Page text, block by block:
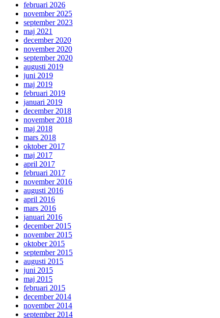
februari 2026
november 2025
september 2023
maj 2021
december 2020
november 2020
september 2020
augusti 2019
juni 2019
maj 2019
februari 2019
januari 2019
december 2018
november 2018
maj 2018
mars 2018
oktober 2017
maj 2017
april 2017
februari 2017
november 2016
augusti 2016
april 2016
mars 2016
januari 2016
december 2015
november 2015
oktober 2015
september 2015
augusti 2015
juni 2015
maj 2015
februari 2015
december 2014
november 2014
september 2014